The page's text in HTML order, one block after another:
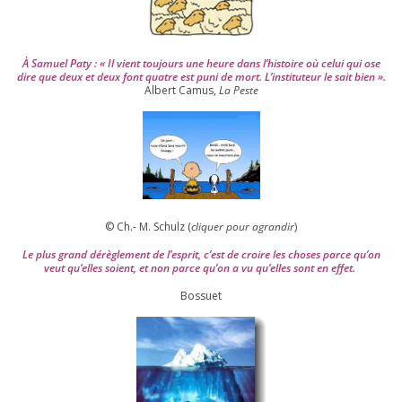
À Samuel Paty : « Il vient tou­jours une heure dans l’his­toire où celui qui ose
dire que deux et deux font quatre est puni de mort. L’instituteur le sait bien ».
Albert Camus, La Peste
© Ch.- M. Schulz (cli­quer pour agran­dir)
Le plus grand dérè­gle­ment de l’es­prit, c’est de croire les choses parce qu’on
veut qu’elles soient, et non parce qu’on a vu qu’elles sont en effet.
Bossuet